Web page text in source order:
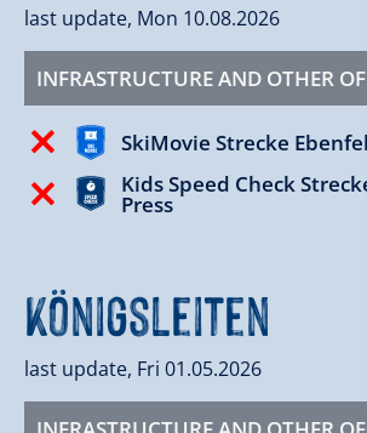
last update, Mon 10.08.2026
INFRASTRUCTURE AND OTHER
SkiMovie Strecke
Kids Speed Check
Press
Königsleiten
last update, Fri 01.05.2026